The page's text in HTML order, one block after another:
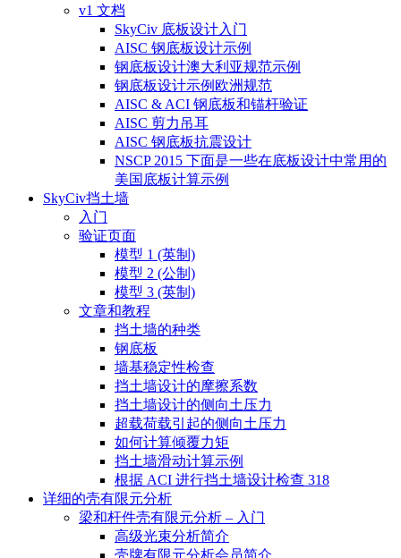
v1 文档
SkyCiv 底板设计入门
AISC 钢底板设计示例
钢底板设计澳大利亚规范示例
钢底板设计示例欧洲规范
AISC & ACI 钢底板和锚杆验证
AISC 剪力吊耳
AISC 钢底板抗震设计
NSCP 2015 下面是一些在底板设计中常用的
美国底板计算示例
SkyCiv挡土墙
入门
验证页面
模型 1 (英制)
模型 2 (公制)
模型 3 (英制)
文章和教程
挡土墙的种类
钢底板
墙基稳定性检查
挡土墙设计的摩擦系数
挡土墙设计的侧向土压力
超载荷载引起的侧向土压力
如何计算倾覆力矩
挡土墙滑动计算示例
根据 ACI 进行挡土墙设计检查 318
详细的壳有限元分析
梁和杆件壳有限元分析 – 入门
高级光束分析简介
壳牌有限元分析会员简介